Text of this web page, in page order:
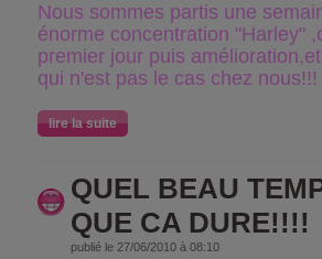
Nous sommes partis une
énorme concentration "Harley"
premier jour puis
qui n'est pas le cas chez nous!!!
lire la suite
QUEL BEAU
QUE CA DURE!!!!
publié le 27/06/2010 à 08:10